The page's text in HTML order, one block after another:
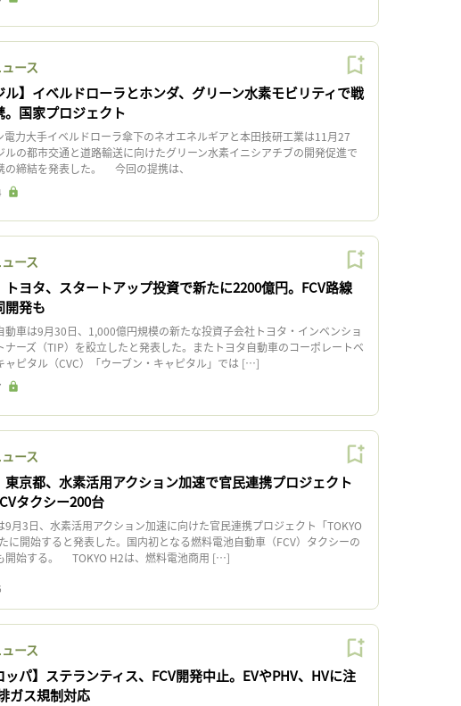
ース
ル】イベルドローラとホンダ、グリーン水素モビリティで戦
。国家プロジェクト
力大手イベルドローラ傘下のネオエネルギアと本田技研工業は11月27
ルの都市交通と道路輸送に向けたグリーン水素イニシアチブの開発促進で
の締結を発表した。 今回の提携は、
ース
トヨタ、スタートアップ投資で新たに2200億円。FCV路線
開発も
車は9月30日、1,000億円規模の新たな投資子会社トヨタ・インベンショ
ナーズ（TIP）を設立したと発表した。またトヨタ自動車のコーポレートベ
ャピタル（CVC）「ウーブン・キャピタル」では […]
ース
東京都、水素活用アクション加速で官民連携プロジェクト
タクシー200台
月3日、水素活用アクション加速に向けた官民連携プロジェクト「TOKYO
に開始すると発表した。国内初となる燃料電池自動車（FCV）タクシーの
開始する。 TOKYO H2は、燃料電池商用 […]
ース
ッパ】ステランティス、FCV開発中止。EVやPHV、HVに注
ガス規制対応